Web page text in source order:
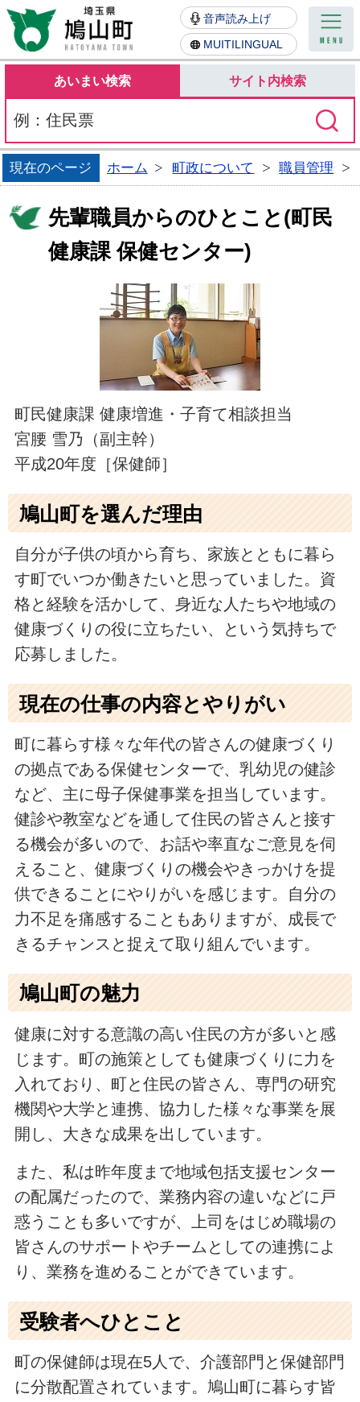
鳩山町
音声読み上げ
MUITILINGUAL
あいまい検索 サイト内検索
現在のページ ホーム 町政について 職員管理
先輩職員からのひとこと(町民
健康課 保健センター)
町民健康課 健康増進・子育て相談担当
宮腰 雪乃（副主幹）
平成20年度［保健師］
鳩山町を選んだ理由
自分が子供の頃から育ち、家族とともに暮ら
す町でいつか働きたいと思っていました。資
格と経験を活かして、身近な人たちや地域の
健康づくりの役に立ちたい、という気持ちで
応募しました。
現在の仕事の内容とやりがい
町に暮らす様々な年代の皆さんの健康づくり
の拠点である保健センターで、乳幼児の健診
など、主に母子保健事業を担当しています。
健診や教室などを通して住民の皆さんと接す
る機会が多いので、お話や率直なご意見を伺
えること、健康づくりの機会やきっかけを提
供できることにやりがいを感じます。自分の
力不足を痛感することもありますが、成長で
きるチャンスと捉えて取り組んでいます。
鳩山町の魅力
健康に対する意識の高い住民の方が多いと感
じます。町の施策としても健康づくりに力を
入れており、町と住民の皆さん、専門の研究
機関や大学と連携、協力した様々な事業を展
開し、大きな成果を出しています。
また、私は昨年度まで地域包括支援センター
の配属だったので、業務内容の違いなどに戸
惑うことも多いですが、上司をはじめ職場の
皆さんのサポートやチームとしての連携によ
り、業務を進めることができています。
受験者へひとこと
町の保健師は現在5人で、介護部門と保健部門
に分散配置されています。鳩山町に暮らす皆